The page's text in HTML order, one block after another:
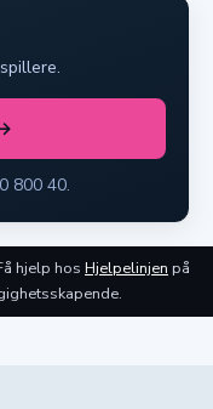
800 40.
hjelp hos Hjelpelinjen på